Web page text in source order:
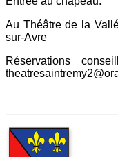
Au Théâtre de la
sur-Avre
Réservations